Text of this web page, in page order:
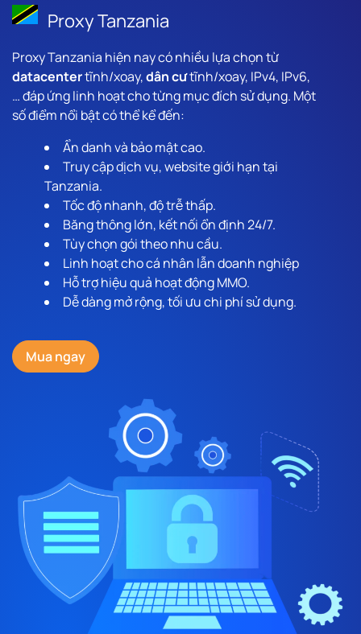
Proxy Tanzania
Proxy Tanzania hiện nay có nhiều lựa chọn từ
datacentertĩnh/xoay,dân cưtĩnh/xoay, IPv4, IPv6,
… đáp ứng linh hoạt cho từng mục đích sử dụng. Một
số điểm nổi bật có thể kể đến:
Ẩn danh và bảo mật cao.
Truy cập dịch vụ, website giới hạn tại
Tanzania.
Tốc độ nhanh, độ trễ thấp.
Băng thông lớn, kết nối ổn định 24/7.
Tùy chọn gói theo nhu cầu.
Linh hoạt cho cá nhân lẫn doanh nghiệp
Hỗ trợ hiệu quả hoạt động MMO.
Dễ dàng mở rộng, tối ưu chi phí sử dụng.
Mua ngay